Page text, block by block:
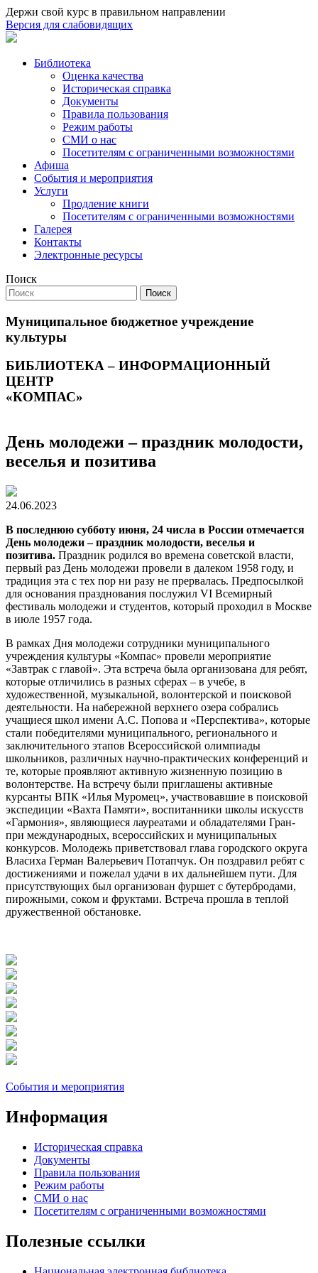
Держи свой курс в правильном направлении
Версия для слабовидящих
Библиотека
Оценка качества
Историческая справка
Документы
Правила пользования
Режим работы
СМИ о нас
Посетителям с ограниченными возможностями
Афиша
События и мероприятия
Услуги
Продление книги
Посетителям с ограниченными возможностями
Галерея
Контакты
Электронные ресурсы
Поиск
Поиск
Муниципальное бюджетное учреждение
культуры
БИБЛИОТЕКА – ИНФОРМАЦИОННЫЙ
ЦЕНТР
«КОМПАС»
День молодежи – праздник молодости,
веселья и позитива
24.06.2023
В последнюю субботу июня, 24 числа в России отмечается
День молодежи – праздник молодости, веселья и
позитива. Праздник родился во времена советской власти,
первый раз День молодежи провели в далеком 1958 году, и
традиция эта с тех пор ни разу не прервалась. Предпосылкой
для основания празднования послужил VI Всемирный
фестиваль молодежи и студентов, который проходил в Москве
в июле 1957 года.
В рамках Дня молодежи сотрудники муниципального
учреждения культуры «Компас» провели мероприятие
«Завтрак с главой». Эта встреча была организована для ребят,
которые отличились в разных сферах – в учебе, в
художественной, музыкальной, волонтерской и поисковой
деятельности. На набережной верхнего озера собрались
учащиеся школ имени А.С. Попова и «Перспектива», которые
стали победителями муниципального, регионального и
заключительного этапов Всероссийской олимпиады
школьников, различных научно-практических конференций и
те, которые проявляют активную жизненную позицию в
волонтерстве. На встречу были приглашены активные
курсанты ВПК «Илья Муромец», участвовавшие в поисковой
экспедиции «Вахта Памяти», воспитанники школы искусств
«Гармония», являющиеся лауреатами и обладателями Гран-
при международных, всероссийских и муниципальных
конкурсов. Молодежь приветствовал глава городского округа
Власиха Герман Валерьевич Потапчук. Он поздравил ребят с
достижениями и пожелал удачи в их дальнейшем пути. Для
присутствующих был организован фуршет с бутербродами,
пирожными, соком и фруктами. Встреча прошла в теплой
дружественной обстановке.
События и мероприятия
Информация
Историческая справка
Документы
Правила пользования
Режим работы
СМИ о нас
Посетителям с ограниченными возможностями
Полезные ссылки